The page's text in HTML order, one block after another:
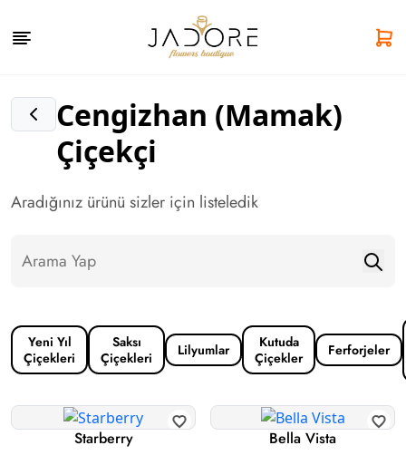
Cengizhan (Mamak)
Çiçekçi
Aradığınız ürünü sizler için listeledik
Yeni Yıl
Çiçekleri
Saksı
Çiçekleri
Lilyumlar
Kutuda
Çiçekler
Ferforjeler
Starberry Bella Vista